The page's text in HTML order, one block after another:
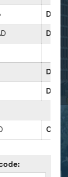
Date
Date
Date
Date